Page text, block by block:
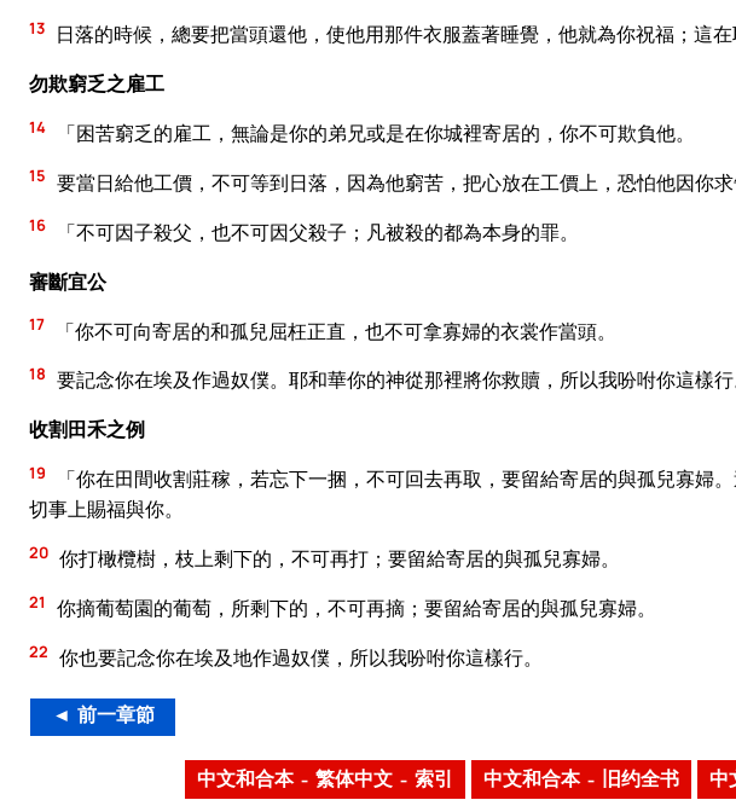
13
日落的時候，總要把當頭還他，使他用那件衣服蓋著睡覺，他就為你祝福；這在
勿欺窮乏之雇工
14 「困苦窮乏的雇工，無論是你的弟兄或是在你城裡寄居的，你不可欺負他。
15 要當日給他工價，不可等到日落，因為他窮苦，把心放在工價上，恐怕他因你求
16
「不可因子殺父，也不可因父殺子；凡被殺的都為本身的罪。
審斷宜公
17 「你不可向寄居的和孤兒屈枉正直，也不可拿寡婦的衣裳作當頭。
18 要記念你在埃及作過奴僕。耶和華你的神從那裡將你救贖，所以我吩咐你這樣行
收割田禾之例
19
「你在田間收割莊稼，若忘下一捆，不可回去再取，要留給寄居的與孤兒寡婦
切事上賜福與你。
20 你打橄欖樹，枝上剩下的，不可再打；要留給寄居的與孤兒寡婦。
21 你摘葡萄園的葡萄，所剩下的，不可再摘；要留給寄居的與孤兒寡婦。
22 你也要記念你在埃及地作過奴僕，所以我吩咐你這樣行。
◄ 前一章節
中文和合本 – 繁体中文 – 索引 中文和合本 – 旧约全书 中